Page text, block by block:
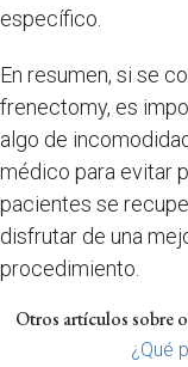
específico.
En resumen, si se
frenectomy, es
algo de
médico para evitar
pacientes se
disfrutar de una
procedimiento.
Otros artículos sobre
¿Qué